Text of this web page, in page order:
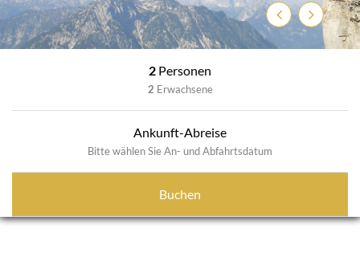
ZurückWeiter
2 Personen
2 Erwachsene
Ankunft-Abreise
Bitte wählen Sie An- und Abfahrtsdatum
Buchen